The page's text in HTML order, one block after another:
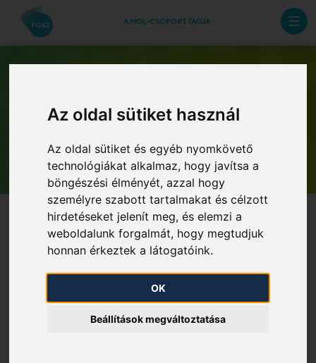
Az oldal sütiket használ
Az oldal sütiket és egyéb nyomkövető
technológiákat alkalmaz, hogy javítsa a
böngészési élményét, azzal hogy
személyre szabott tartalmakat és célzott
hirdetéseket jelenít meg, és elemzi a
weboldalunk forgalmát, hogy megtudjuk
honnan érkeztek a látogatóink.
OK
Beállítások megváltoztatása
A MOL-CSOPORT TAGJA
FGSZ KP Kft. megszűnése